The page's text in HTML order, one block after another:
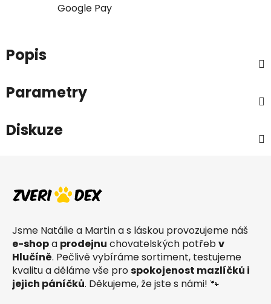
Google Pay
Popis
Parametry
Diskuze
Jsme Natálie a Martin a s láskou provozujeme náš
e-shopa prodejnu chovatelských potřebv
Hlučíně. Pečlivě vybíráme sortiment, testujeme
kvalitu a děláme vše prospokojenost mazlíčků i
jejich páníčků. Děkujeme, že jste s námi! 🐾